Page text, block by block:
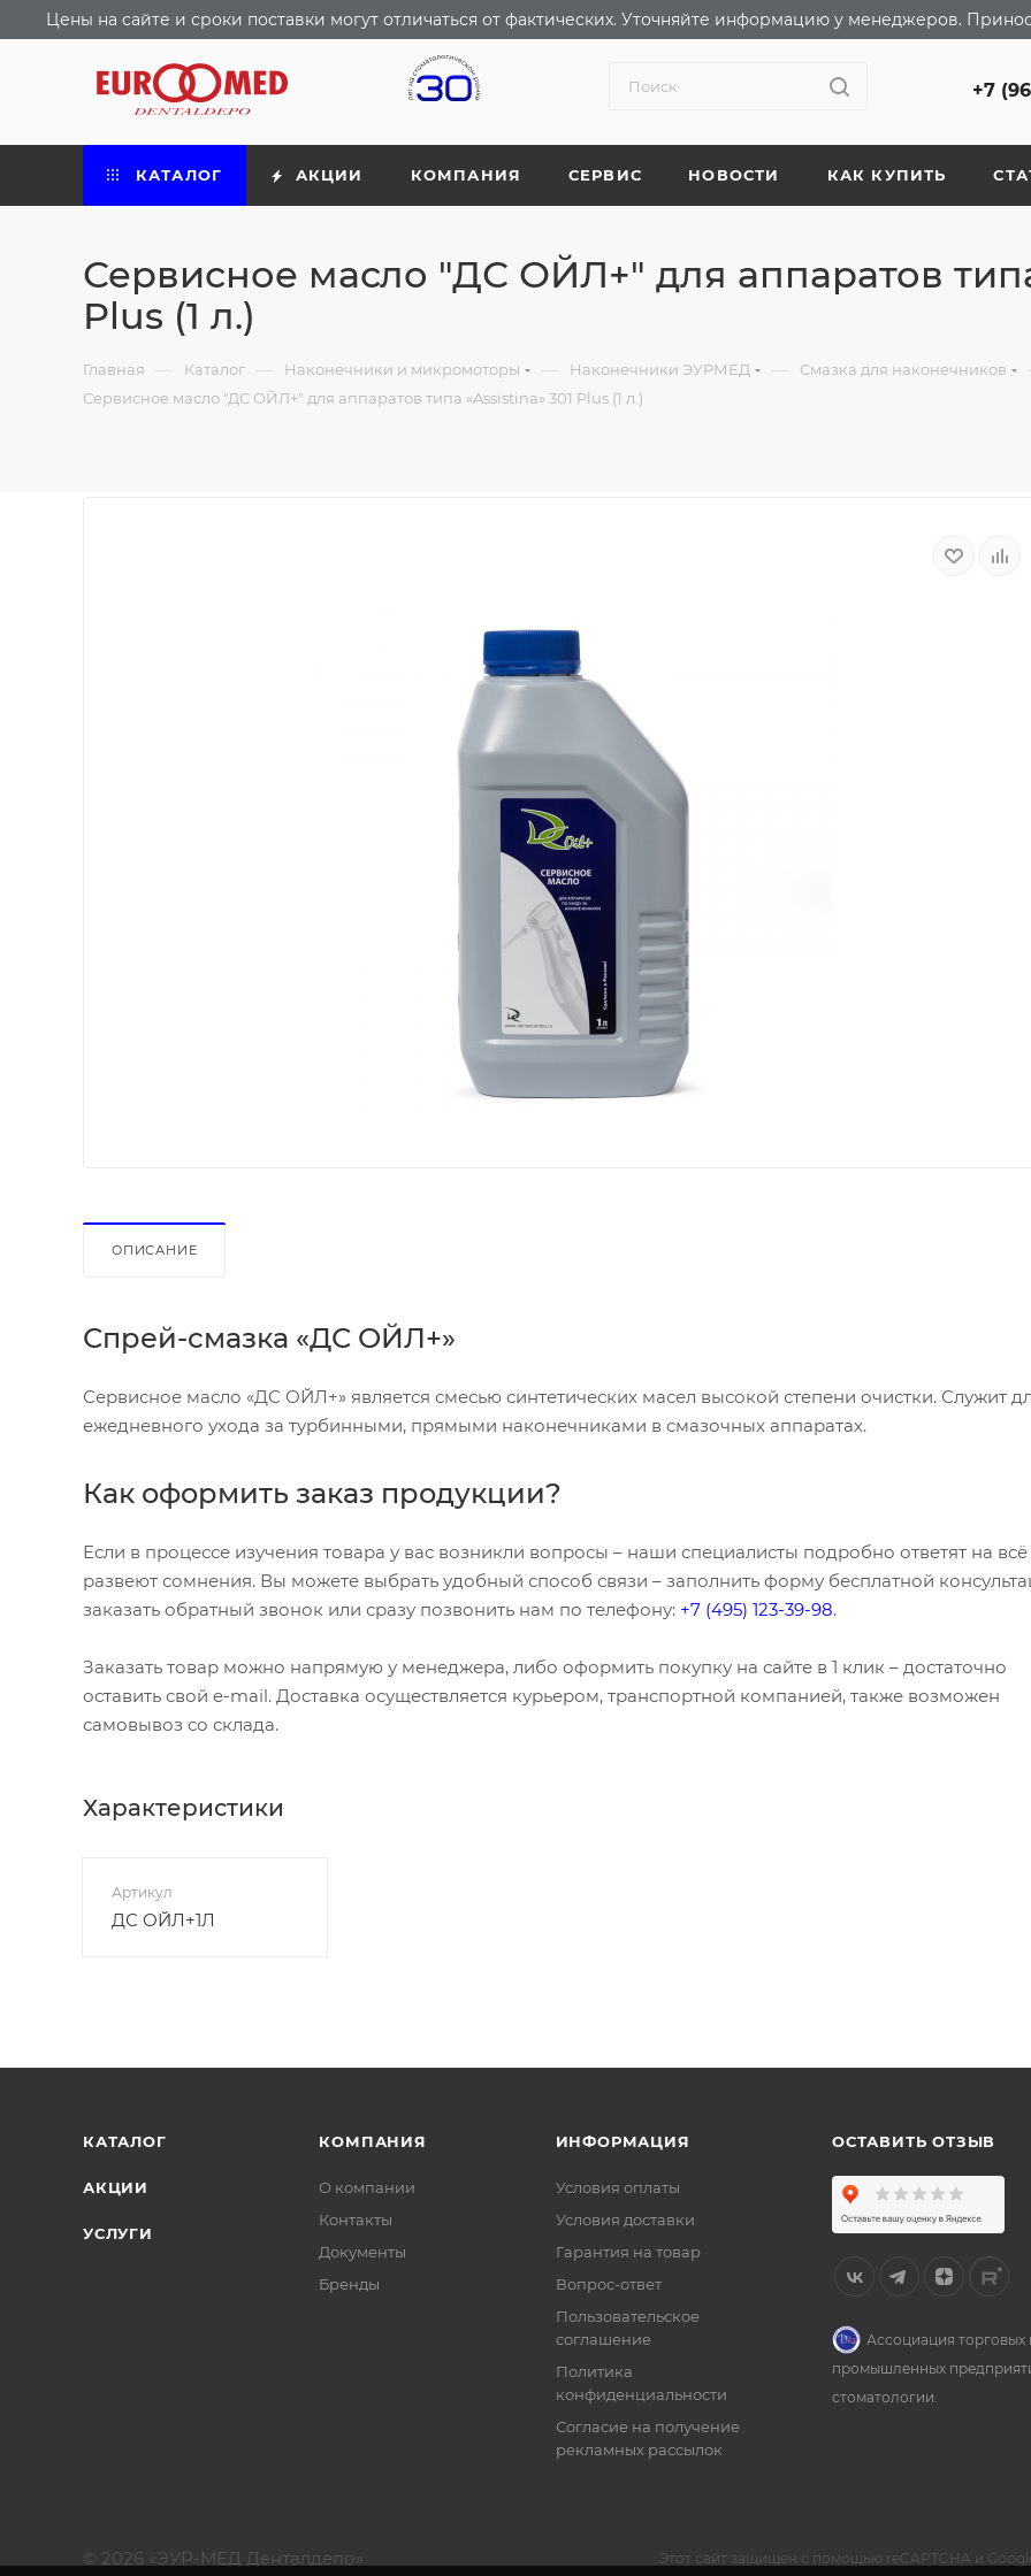
Цены на сайте и сроки поставки могут отличаться от фактических. Уточняйте информацию у менеджеров.
+7
КАТАЛОГ АКЦИИ КОМПАНИЯ СЕРВИС НОВОСТИ КАК КУПИТЬ
Сервисное масло "ДС ОЙЛ+" для аппаратов
Plus (1 л.)
Главная — Каталог — Наконечники и микромоторы — Наконечники ЭУРМЕД — Смазка для наконечников
Сервисное масло "ДС ОЙЛ+" для аппаратов типа «Assistina» 301 Plus (1 л.)
ОПИСАНИЕ
Спрей-смазка «ДС ОЙЛ+»
Сервисное масло «ДС ОЙЛ+» является смесью синтетических масел высокой степени очистки. Служит
ежедневного ухода за турбинными, прямыми наконечниками в смазочных аппаратах.
Как оформить заказ продукции?
Если в процессе изучения товара у вас возникли вопросы – наши специалисты подробно ответят на
развеют сомнения. Вы можете выбрать удобный способ связи – заполнить форму бесплатной
заказать обратный звонок или сразу позвонить нам по телефону: +7 (495) 123-39-98.
Заказать товар можно напрямую у менеджера, либо оформить покупку на сайте в 1 клик – достаточно
оставить свой e-mail. Доставка осуществляется курьером, транспортной компанией, также возможен
самовывоз со склада.
Характеристики
Артикул
ДС ОЙЛ+1Л
КАТАЛОГ
АКЦИИ
УСЛУГИ
КОМПАНИЯ
О компании
Контакты
Документы
Бренды
ИНФОРМАЦИЯ
Условия оплаты
Условия доставки
Гарантия на товар
Вопрос-ответ
Пользовательское
соглашение
Политика
конфиденциальности
Согласие на получение
рекламных рассылок
ОСТАВИТЬ ОТЗЫВ
Ассоциация торговых
промышленных
стоматологии.
© 2026 «ЭУР-МЕД Денталдепо» Этот сайт защищен с помощью reCAPTCHA и